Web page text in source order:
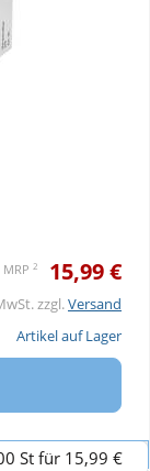
MRP 2 15,99 €
zzgl.Versand
Artikel auf Lager
St für 15,99 €